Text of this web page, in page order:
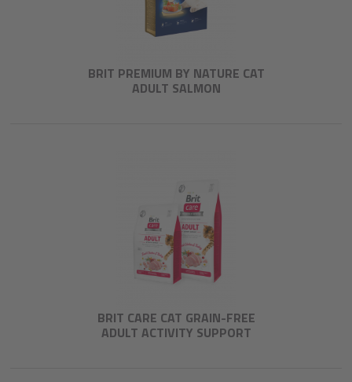
BRIT PREMIUM BY NATURE CAT
ADULT SALMON
BRIT CARE CAT GRAIN-FREE
ADULT ACTIVITY SUPPORT